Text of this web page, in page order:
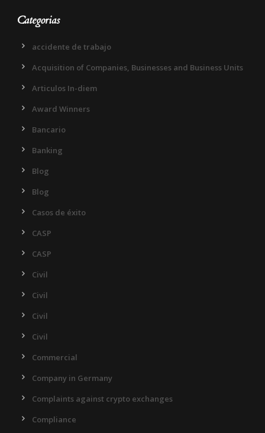
Categorias
accidente de trabajo
Acquisition of Companies, Businesses and Business Units
Articulos In-diem
Award Winners
Bancario
Banking
Blog
Blog
Casos de éxito
CASP
CASP
Civil
Civil
Civil
Civil
Commercial
Company in Germany
Complaints against crypto exchanges
Compliance